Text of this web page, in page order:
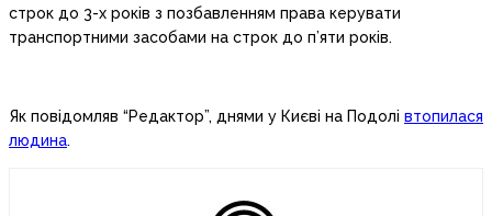
строк до 3-х років з позбавленням права керувати
транспортними засобами на строк до п’яти років.
Як повідомляв “Редактор”, днями у Києві на Подолі втопилася
людина.